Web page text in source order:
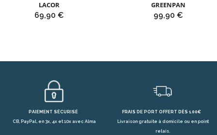
LACOR
Prix
69,90 €
GREENPAN
Prix
99,90 €
PAIEMENT SÉCURISÉ
CB, PayPal, en 3x, 4x et 10x avec Alma
FRAIS DE PORT OFFERT DÈS 100€
Livraison gratuite à domicile ou en point
relais.